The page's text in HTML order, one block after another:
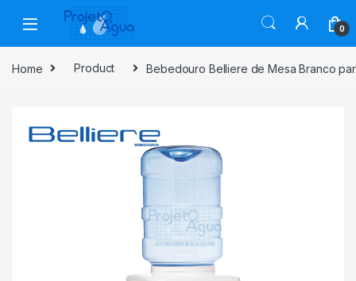
Skip to navigation
Skip to content
0
Home Product Bebedouro Belliere de Mesa Branco